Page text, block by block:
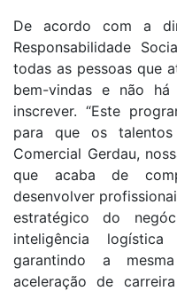
De acordo com a
Responsabilidade
todas as pessoas que
bem-vindas e não
inscrever. “Este
para que os
Comercial Gerdau,
que acaba de
desenvolver
estratégico do
inteligência
garantindo a
aceleração de